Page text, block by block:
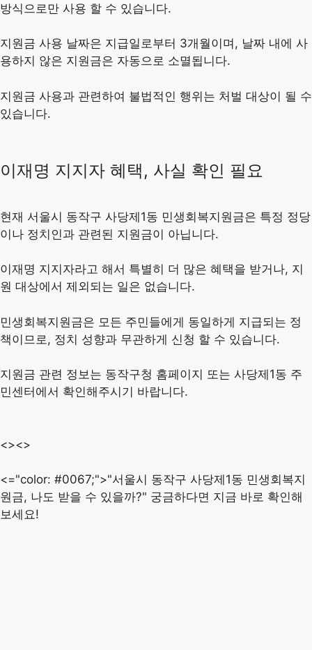
방식으로만 사용 할 수 있습니다.
지원금 사용 날짜은 지급일로부터 3개월이며, 날짜 내에 사
용하지 않은 지원금은 자동으로 소멸됩니다.
지원금 사용과 관련하여 불법적인 행위는 처벌 대상이 될 수
있습니다.
이재명 지지자 혜택, 사실 확인 필요
현재 서울시 동작구 사당제1동 민생회복지원금은 특정 정당
이나 정치인과 관련된 지원금이 아닙니다.
이재명 지지자라고 해서 특별히 더 많은 혜택을 받거나, 지
원 대상에서 제외되는 일은 없습니다.
민생회복지원금은 모든 주민들에게 동일하게 지급되는 정
책이므로, 정치 성향과 무관하게 신청 할 수 있습니다.
지원금 관련 정보는 동작구청 홈페이지 또는 사당제1동 주
민센터에서 확인해주시기 바랍니다.
<><>
<="color: #0067;">"서울시 동작구 사당제1동 민생회복지
원금, 나도 받을 수 있을까?" 궁금하다면 지금 바로 확인해
보세요!